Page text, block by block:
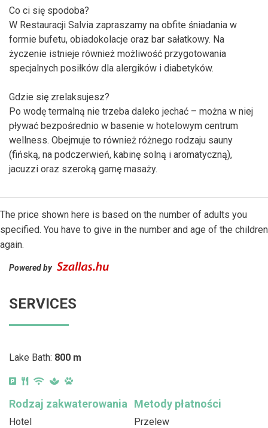
Co ci się spodoba?
W Restauracji Salvia zapraszamy na obfite śniadania w
formie bufetu, obiadokolacje oraz bar sałatkowy. Na
życzenie istnieje również możliwość przygotowania
specjalnych posiłków dla alergików i diabetyków.
Gdzie się zrelaksujesz?
Po wodę termalną nie trzeba daleko jechać – można w niej
pływać bezpośrednio w basenie w hotelowym centrum
wellness. Obejmuje to również różnego rodzaju sauny
(fińską, na podczerwień, kabinę solną i aromatyczną),
jacuzzi oraz szeroką gamę masaży.
The price shown here is based on the number of adults you
specified. You have to give in the number and age of the children
again.
Powered by
SERVICES
Lake Bath: 800 m
Rodzaj zakwaterowania
Hotel
Metody płatności
Przelew